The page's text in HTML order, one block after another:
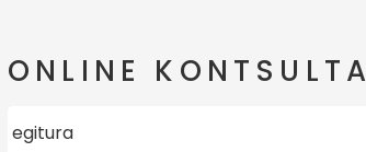
ONLINE KONTSULTA